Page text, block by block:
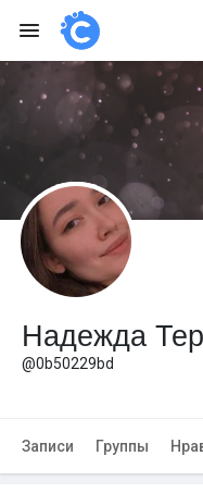
Надежда
@0b50229bd
Записи Группы